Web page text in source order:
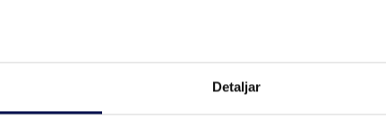
Detaljar